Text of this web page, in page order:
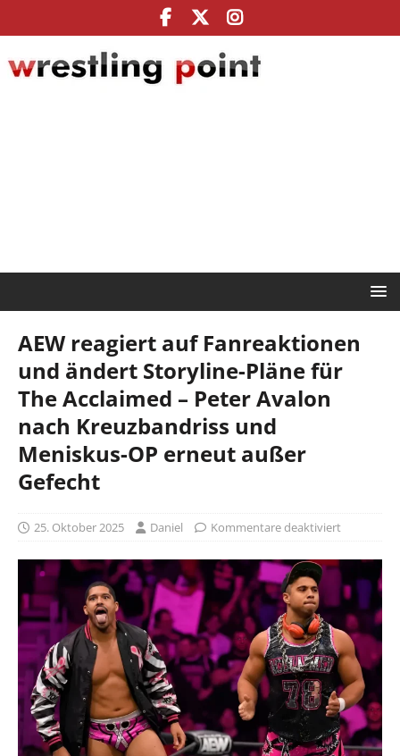
AEW reagiert auf Fanreaktionen
und ändert Storyline-Pläne für
The Acclaimed – Peter Avalon
nach Kreuzbandriss und
Meniskus-OP erneut außer
Gefecht
25. Oktober 2025 Daniel Kommentare deaktiviert